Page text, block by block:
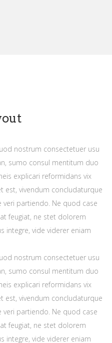
nostrum consectetuer usu
sumo consul mentitum duo
explicari reformidans vix
est, vivendum concludaturque
veri partiendo. Ne quod case
feugiat, ne stet dolorem
integre, vide viderer eniam
nostrum consectetuer usu
sumo consul mentitum duo
explicari reformidans vix
est, vivendum concludaturque
veri partiendo. Ne quod case
feugiat, ne stet dolorem
integre, vide viderer eniam